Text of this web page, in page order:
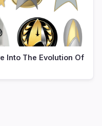
Into The Evolution Of